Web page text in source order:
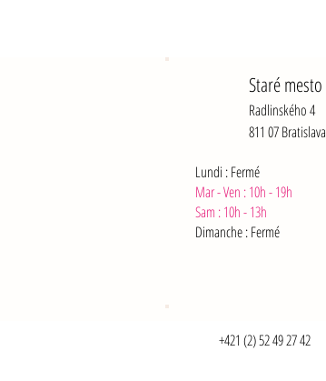
+421 (2) 52 49 27 42
Staré mesto
Radlinského 4
811 07 Bratislava
Lundi : Fermé
Mar - Ven : 10h - 19h
Sam :10h - 13h
Dimanche : Fermé